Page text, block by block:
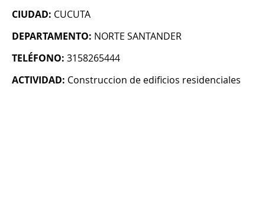
CIUDAD: CUCUTA
DEPARTAMENTO: NORTE SANTANDER
TELÉFONO: 3158265444
ACTIVIDAD: Construccion de edificios residenciales